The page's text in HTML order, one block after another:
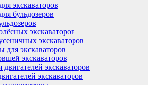
экскаваторов
бульдозеров
экскаваторов
экскаваторов
для экскаваторов
экскаваторов
двигателей экскаваторов
экскаваторов